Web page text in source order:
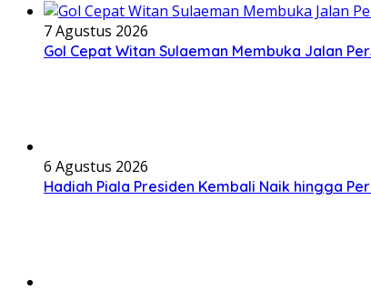
7 Agustus 2026
Gol Cepat Witan Sulaeman Membuka Jalan
6 Agustus 2026
Hadiah Piala Presiden Kembali Naik hingga